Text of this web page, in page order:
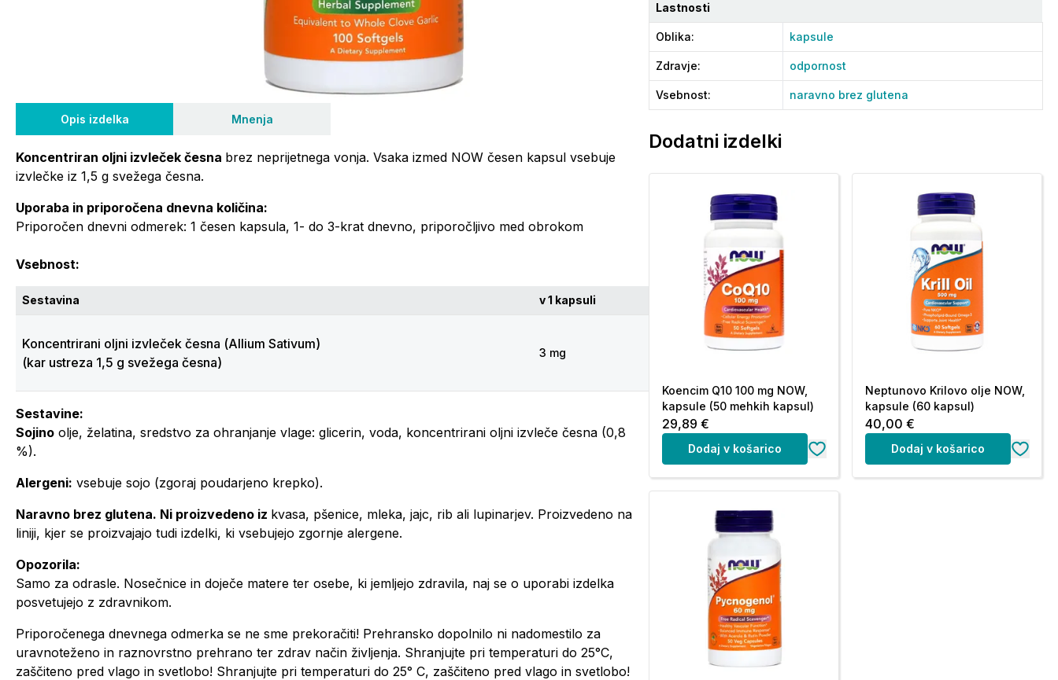
Opis izdelka Mnenja
Koncentriran oljni izvleček česna brez neprijetnega vonja. Vsaka izmed NOW česen kapsul vsebuje
izvlečke iz 1,5 g svežega česna.
Uporaba in priporočena dnevna količina:
Priporočen dnevni odmerek: 1 česen kapsula, 1- do 3-krat dnevno, priporočljivo med obrokom
Vsebnost:
Sestavina v 1 kapsuli
Koncentrirani oljni izvleček česna (Allium Sativum)
(kar ustreza 1,5 g svežega česna)
3 mg
Sestavine:
Sojino olje, želatina, sredstvo za ohranjanje vlage: glicerin, voda, koncentrirani oljni izvleče česna (0,8
%).
Alergeni: vsebuje sojo (zgoraj poudarjeno krepko).
Naravno brez glutena. Ni proizvedeno iz kvasa, pšenice, mleka, jajc, rib ali lupinarjev. Proizvedeno na
liniji, kjer se proizvajajo tudi izdelki, ki vsebujejo zgornje alergene.
Opozorila:
Samo za odrasle. Nosečnice in doječe matere ter osebe, ki jemljejo zdravila, naj se o uporabi izdelka
posvetujejo z zdravnikom.
Priporočenega dnevnega odmerka se ne sme prekoračiti! Prehransko dopolnilo ni nadomestilo za
uravnoteženo in raznovrstno prehrano ter zdrav način življenja. Shranjujte pri temperaturi do 25°C,
zaščiteno pred vlago in svetlobo! Shranjujte pri temperaturi do 25° C, zaščiteno pred vlago in svetlobo!
Lastnosti
Oblika: kapsule
Zdravje: odpornost
Vsebnost: naravno brez glutena
Dodatni izdelki
Koencim Q10 100 mg NOW,
kapsule (50 mehkih kapsul)
29,89 €
Dodaj v košarico
Neptunovo Krilovo olje NOW,
kapsule (60 kapsul)
40,00 €
Dodaj v košarico